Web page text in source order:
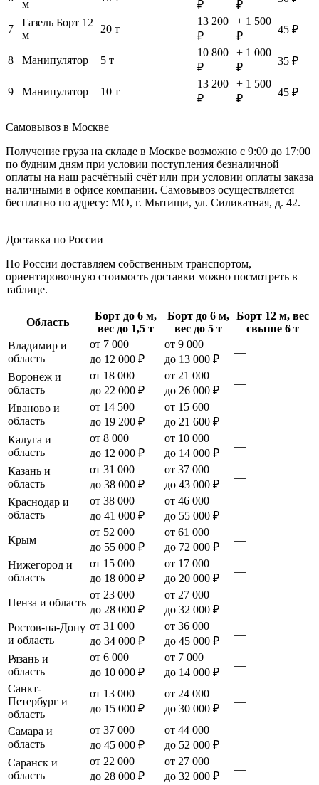
м ₽ ₽
7
Газель Борт 12
м
20 т
13 200
₽
+ 1 500
₽
45 ₽
8 Манипулятор 5 т
10 800
₽
+ 1 000
₽
35 ₽
9 Манипулятор 10 т
13 200
₽
+ 1 500
₽
45 ₽
Самовывоз в Москве
Получение груза на складе в Москве возможно с 9:00 до 17:00
по будним дням при условии поступления безналичной
оплаты на наш расчётный счёт или при условии оплаты заказа
наличными в офисе компании. Самовывоз осуществляется
бесплатно по адресу: МО, г. Мытищи, ул. Силикатная, д. 42.
Доставка по России
По России доставляем собственным транспортом,
ориентировочную стоимость доставки можно посмотреть в
таблице.
Область
Борт до 6 м,
вес до 1,5 т
Борт до 6 м,
вес до 5 т
Борт 12 м, вес
свыше 6 т
Владимир и
область
от 7 000
до 12 000 ₽
от 9 000
до 13 000 ₽
—
Воронеж и
область
от 18 000
до 22 000 ₽
от 21 000
до 26 000 ₽
—
Иваново и
область
от 14 500
до 19 200 ₽
от 15 600
до 21 600 ₽
—
Калуга и
область
от 8 000
до 12 000 ₽
от 10 000
до 14 000 ₽
—
Казань и
область
от 31 000
до 38 000 ₽
от 37 000
до 43 000 ₽
—
Краснодар и
область
от 38 000
до 41 000 ₽
от 46 000
до 55 000 ₽
—
Крым
от 52 000
до 55 000 ₽
от 61 000
до 72 000 ₽
—
Нижегород и
область
от 15 000
до 18 000 ₽
от 17 000
до 20 000 ₽
—
Пенза и область
от 23 000
до 28 000 ₽
от 27 000
до 32 000 ₽
—
Ростов-на-Дону
и область
от 31 000
до 34 000 ₽
от 36 000
до 45 000 ₽
—
Рязань и
область
от 6 000
до 10 000 ₽
от 7 000
до 14 000 ₽
—
Санкт-
Петербург и
область
от 13 000
до 15 000 ₽
от 24 000
до 30 000 ₽
—
Самара и
область
от 37 000
до 45 000 ₽
от 44 000
до 52 000 ₽
—
Саранск и
область
от 22 000
до 28 000 ₽
от 27 000
до 32 000 ₽
—